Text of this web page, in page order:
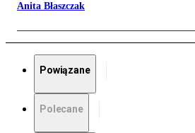
Anita Błaszczak
Powiązane
Polecane